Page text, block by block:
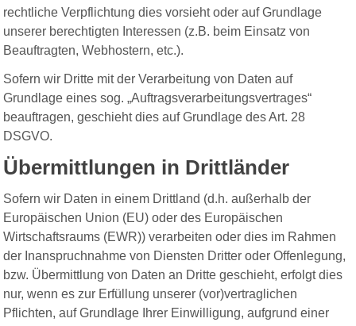
rechtliche Verpflichtung dies vorsieht oder auf Grundlage
unserer berechtigten Interessen (z.B. beim Einsatz von
Beauftragten, Webhostern, etc.).
Sofern wir Dritte mit der Verarbeitung von Daten auf
Grundlage eines sog. „Auftragsverarbeitungsvertrages“
beauftragen, geschieht dies auf Grundlage des Art. 28
DSGVO.
Übermittlungen in Drittländer
Sofern wir Daten in einem Drittland (d.h. außerhalb der
Europäischen Union (EU) oder des Europäischen
Wirtschaftsraums (EWR)) verarbeiten oder dies im Rahmen
der Inanspruchnahme von Diensten Dritter oder Offenlegung,
bzw. Übermittlung von Daten an Dritte geschieht, erfolgt dies
nur, wenn es zur Erfüllung unserer (vor)vertraglichen
Pflichten, auf Grundlage Ihrer Einwilligung, aufgrund einer